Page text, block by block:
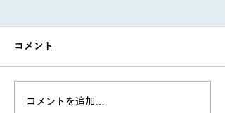
外構工事施工事例のご紹
コメント
コメントを追加…